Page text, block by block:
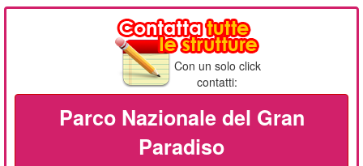
Con un solo click
contatti:
Parco Nazionale del Gran
Paradiso